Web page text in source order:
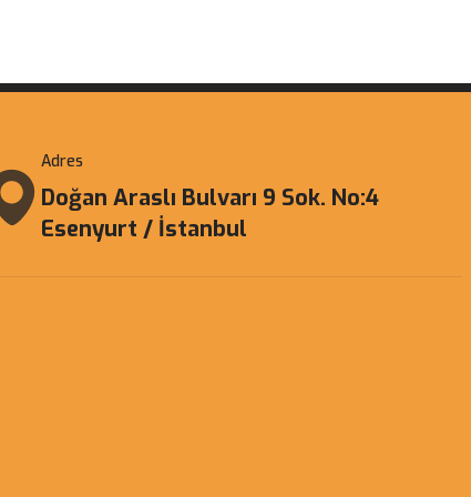
Adres
Doğan Araslı Bulvarı 9 Sok. No:4
Esenyurt / İstanbul